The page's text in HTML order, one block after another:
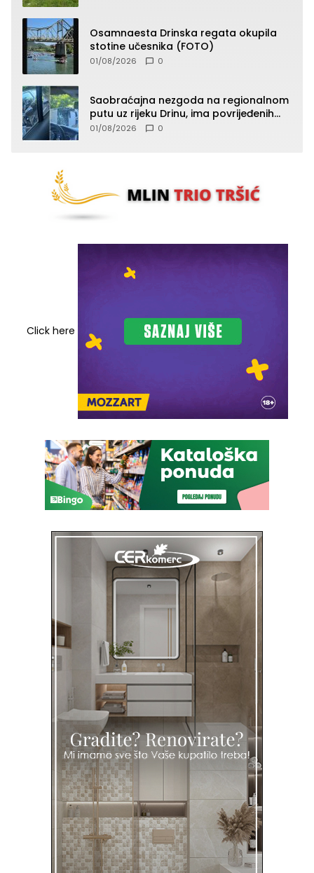
Osamnaesta Drinska regata okupila
stotine učesnika (FOTO)
01/08/2026 0
Saobraćajna nezgoda na regionalnom
putu uz rijeku Drinu, ima povrijeđenih
lica (FOTO)
01/08/2026 0
Click here